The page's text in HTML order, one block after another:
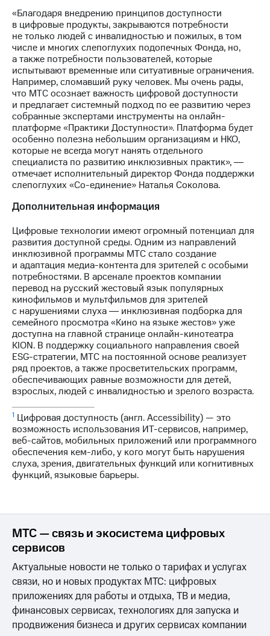
Реквизиты
Контакты
развитие
деловая этика
На главную
«Благодаря внедрению принципов доступности
в цифровые продукты, закрываются потребности
не только людей с инвалидностью и пожилых, в том
числе и многих слепоглухих подопечных Фонда, но,
а также потребности пользователей, которые
испытывают временные или ситуативные ограничения.
Например, сломавший руку человек. Мы очень рады,
что МТС осознает важность цифровой доступности
и предлагает системный подход по ее развитию через
собранные экспертами инструменты на онлайн-
платформе «Практики Доступности». Платформа будет
особенно полезна небольшим организациям и НКО,
которые не всегда могут нанять отдельного
специалиста по развитию инклюзивных практик», ―
отмечает исполнительный директор Фонда поддержки
слепоглухих «Со-единение» Наталья Соколова.
Дополнительная информация
Цифровые технологии имеют огромный потенциал для
развития доступной среды. Одним из направлений
инклюзивной программы МТС стало создание
и адаптация медиа-контента для зрителей с особыми
потребностями. В арсенале проектов компании
перевод на русский жестовый язык популярных
кинофильмов и мультфильмов для зрителей
с нарушениями слуха ― инклюзивная подборка для
семейного просмотра «Кино на языке жестов» уже
доступна на главной странице онлайн-кинотеатра
KION. В поддержку социального направления своей
ESG-стратегии, МТС на постоянной основе реализует
ряд проектов, а также просветительских программ,
обеспечивающих равные возможности для детей,
взрослых, людей с инвалидностью и зрелого возраста.
1 Цифровая доступность (англ. Accessibility) — это
возможность использования ИТ-сервисов, например,
веб-сайтов, мобильных приложений или программного
обеспечения кем-либо, у кого могут быть нарушения
слуха, зрения, двигательных функций или когнитивных
функций, языковые барьеры.
МТС — связь и экосистема цифровых
сервисов
Актуальные новости не только о тарифах и услугах
связи, но и новых продуктах МТС: цифровых
приложениях для работы и отдыха, ТВ и медиа,
финансовых сервисах, технологиях для запуска и
продвижения бизнеса и других сервисах компании